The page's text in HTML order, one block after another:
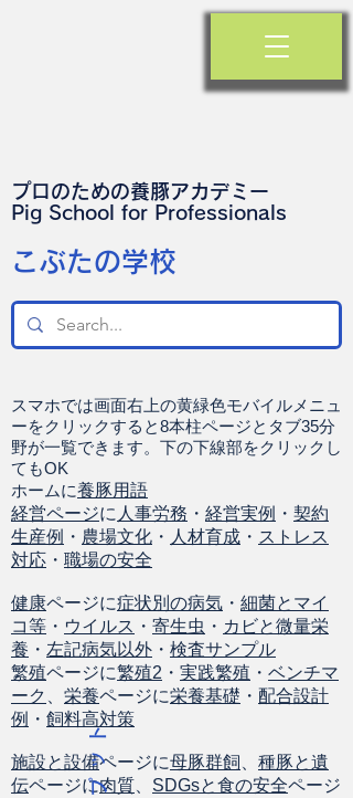
プロのための養豚アカデミー
​Pig School for Professionals
​こぶたの学校
スマホでは画面右上の黄緑色モバイルメニュ
ーをクリックすると8本柱ページとタブ35分
野が一覧できます。下の下線部をクリックし
てもOK
ホームに養豚用語
経営ページに 人事労務 ・ 経営実例 ・ 契約
生産例 ・ 農場文化 ・ 人材育成 ・ ストレス
対応 ・ 職場の安全
健康ページに症状別の病気 ・ 細菌とマイ
コ等 ・ ウイルス ・ 寄生虫 ・ カビと微量栄
養 ・ 左記病気以外 ・ 検査サンプル
繁殖ページに繁殖2 ・ 実践繁殖 ・ ベンチマ
ーク
栄養ページに栄養基礎 ・ 配合設計
例 ・ 飼料高対策
施設と設備ページに母豚群飼
種豚と遺
伝ページに肉質 SDGsと食の安全ページ
ト
ッ
プ